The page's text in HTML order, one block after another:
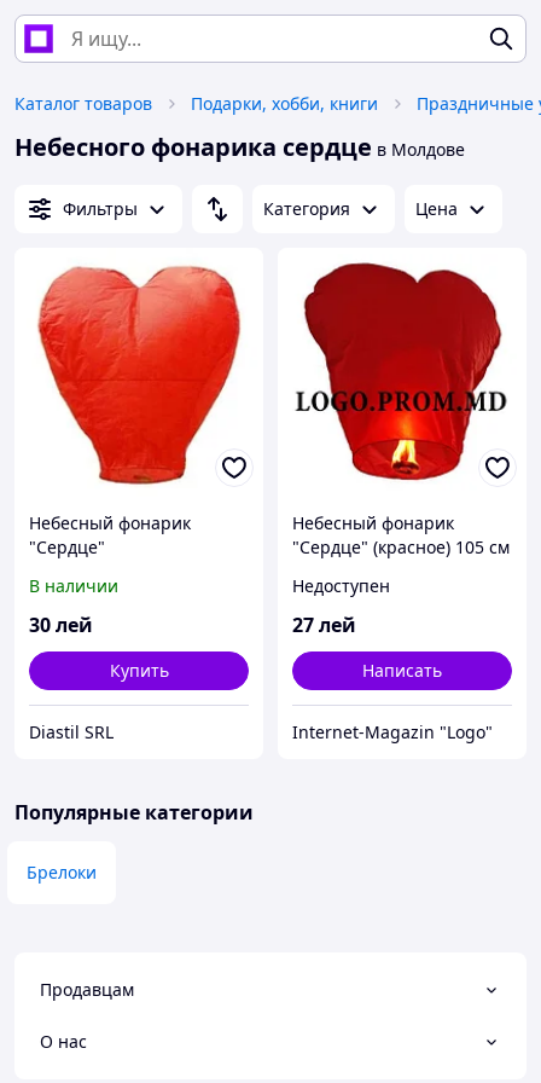
Каталог товаров Подарки, хобби, книги Праздничные
Небесного фонарика сердце в Молдове
Фильтры Категория Цена
Небесный фонарик
"Сердце"
В наличии
30лей
Купить
Diastil SRL
Небесный фонарик
"Сердце" (красное) 105 см
Недоступен
27лей
Написать
Internet-Magazin "Logo"
Популярные категории
Брелоки
Продавцам
О нас